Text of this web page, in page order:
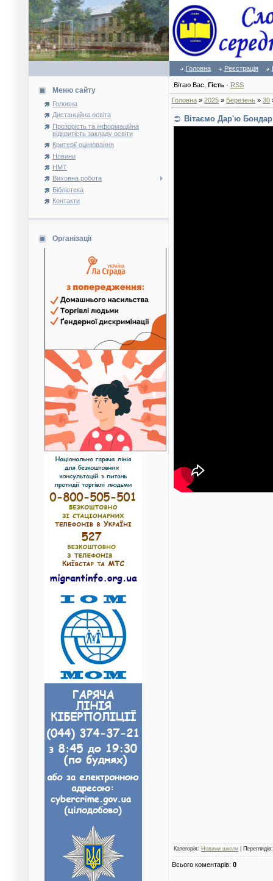
Головна Реєстрація
Меню сайту
Головна
Дистанційна освіта
Прозорість та інформаційна
відкритість закладу освіти
Критерії оцінювання
Новини
НМТ
Виховна робота
Бібліотека
Контакти
Організації
Вітаю Вас Гість · RSS
Головна » 2025 » Березень » 30
Вітаємо Дар'ю
Категорія: Новини школи Переглядів
Всього коментарів: 0